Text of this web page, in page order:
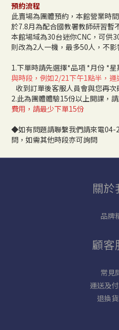
預約流程
此賣場為團體預約，本館營業時
於7.8月為配合國教署教師研習暫
本館場域為30台迷你CNC，可供
則改為2人一機，最多50人，不影
1.下單時請先選擇*品項 *月份 *星
與時段，例如2/21下午1點半，
收到訂單後客服人員會與您再
2.此為團體體驗15份以上開課，
費用，請最少下單15份
◆如有問題請聯繫我們請來電04-
問，如需其他時段亦可詢問
關於
品牌
顧客
常見
運送及
退換